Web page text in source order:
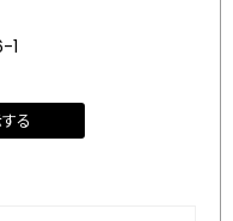
1
る